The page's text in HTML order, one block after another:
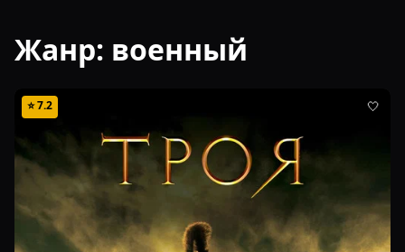
Жанр: военный
⭐7.2 🤍